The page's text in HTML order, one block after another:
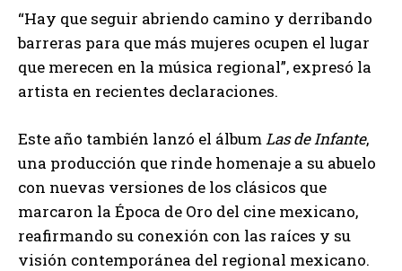
“Hay que seguir abriendo camino y derribando
barreras para que más mujeres ocupen el lugar
que merecen en la música regional”, expresó la
artista en recientes declaraciones.
Este año también lanzó el álbumLas de Infante,
una producción que rinde homenaje a su abuelo
con nuevas versiones de los clásicos que
marcaron la Época de Oro del cine mexicano,
reafirmando su conexión con las raíces y su
visión contemporánea del regional mexicano.